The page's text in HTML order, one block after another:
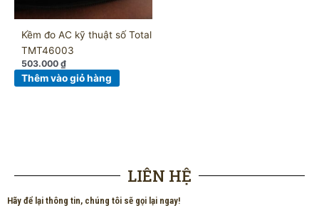
Kềm đo AC kỹ thuật số Total
TMT46003
503.000 ₫
Thêm vào giỏ hàng
LIÊN HỆ
Hãy để lại thông tin, chúng tôi sẽ gọi lại ngay!